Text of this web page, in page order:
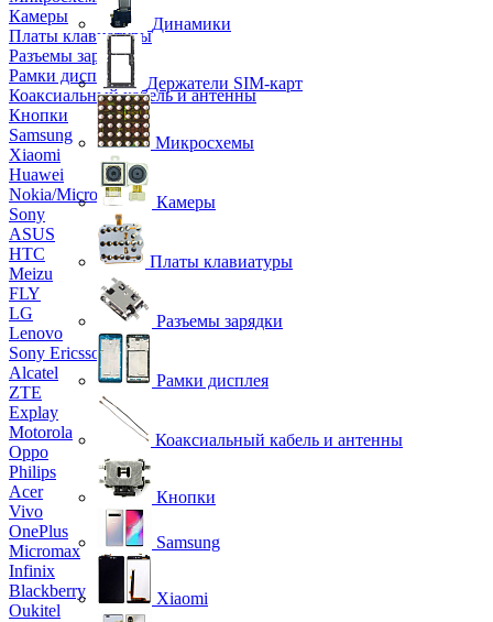
Камеры
Платы клавиатуры
Разъемы зарядки
Рамки дисплея
Коаксиальный кабель и антенны
Кнопки
Samsung
Xiaomi
Huawei
Nokia/Microsoft
Sony
ASUS
HTC
Meizu
FLY
LG
Lenovo
Sony Ericsson
Alcatel
ZTE
Explay
Motorola
Oppo
Philips
Acer
Vivo
OnePlus
Micromax
Infinix
Blackberry
Oukitel
Динамики
Держатели SIM-карт
Микросхемы
Камеры
Платы клавиатуры
Разъемы зарядки
Рамки дисплея
Коаксиальный кабель и антенны
Кнопки
Samsung
Xiaomi